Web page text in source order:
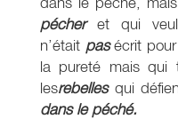
pécheret qui
n’était pasécrit pour
la pureté mais qui
lesrebellesqui
dans le péché.